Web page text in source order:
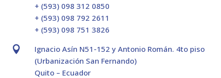
+ (593) 098 312 0850
+ (593) 098 792 2611
+ (593) 098 751 3826

Ignacio Asín N51-152 y Antonio Román. 4to piso
(Urbanización San Fernando)
Quito – Ecuador